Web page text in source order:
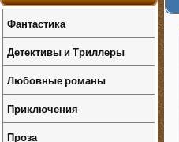
Фантастика
Детективы и Триллеры
Любовные романы
Приключения
Проза